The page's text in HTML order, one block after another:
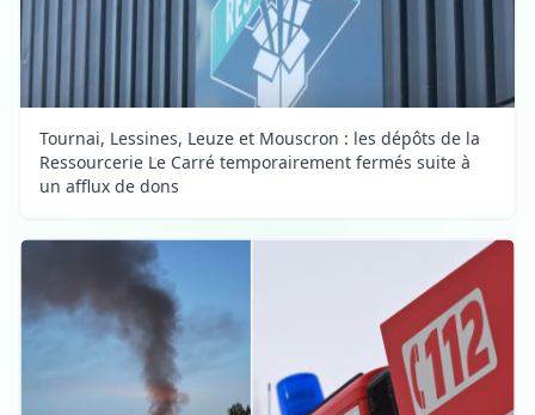
Tournai, Lessines, Leuze et Mouscron : les dépôts de la
Ressourcerie Le Carré temporairement fermés suite à
un afflux de dons